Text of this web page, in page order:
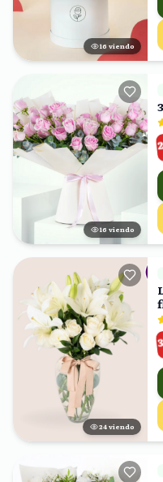
15 viendo
15 viendo
23 viendo